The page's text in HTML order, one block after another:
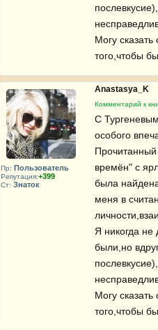
Могу
того,чтобы
Пр: Пользователь
Репутация:+399
Ст: Знаток
Anastasya_K
Комментарий к
С
особого
времён" с
была
меня в
Я никогда не
были,но
Могу
того,чтобы